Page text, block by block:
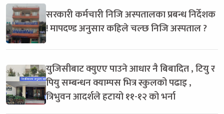
सरकारी कर्मचारी निजि अस्पतालका प्रबन्ध निर्देशक
! मापदण्ड अनुसार कहिले चल्छ निजि अस्पताल ?
युजिसीबाट क्युएए पाउने आधार नै बिबादित , टियु र
पियु सम्बन्धन क्याम्पस भित्र स्कुलको पढाइ ,
त्रिभुवन आदर्शले हटायो ११-१२ को भर्ना